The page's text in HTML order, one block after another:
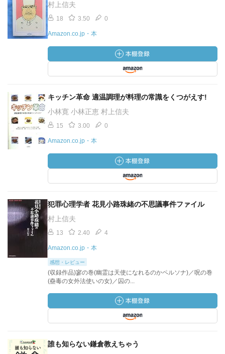
村上信夫
18 3.50 0
Amazon.co.jp・本
キッチン革命 適温調理が料理の常識をくつがえす!
小林寛 小林正恵 村上信夫
15 3.00 0
Amazon.co.jp・本
犯罪心理学者 花見小路珠緒の不思議事件ファイル
村上信夫
13 2.40 4
Amazon.co.jp・本
感想・レビュー
(収録作品)寥の巻(幽霊は天使になれるのかペルソナ)／呪の巻
(蠱毒の女外法使いの女)／囚の...
誰も知らない鎌倉教えちゃう